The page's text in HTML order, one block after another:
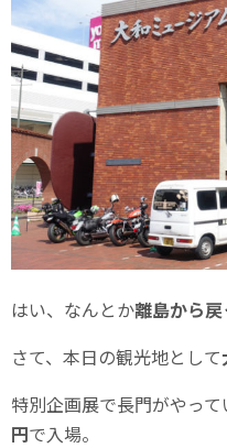
はい、なんとか離島から戻
さて、本日の観光地として
特別企画展で長門がやっ
円で入場。